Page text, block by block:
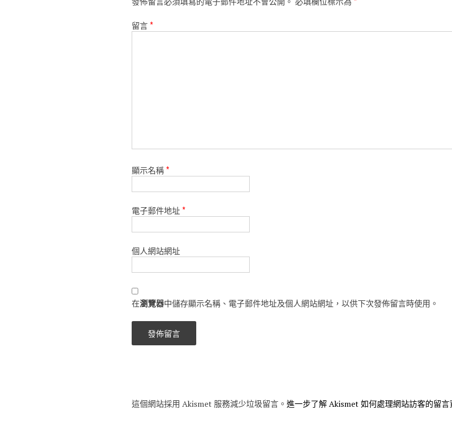
留言*
顯示名稱*
電子郵件地址*
個人網站網址
在瀏覽器中儲存顯示名稱、電子郵件地址及個人網站網址，以供下次發佈留言時使用。
這個網站採用 Akismet 服務減少垃圾留言。 進一步了解 Akismet 如何處理網站訪客的留言